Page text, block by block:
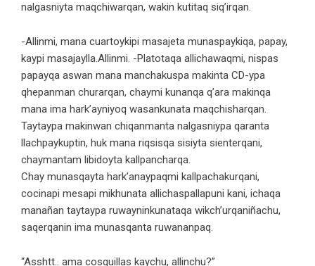
nalgasniyta maqchiwarqan, wakin kutitaq siq’irqan.
-Allinmi, mana cuartoykipi masajeta munaspaykiqa, papay,
kaypi masajaylla.Allinmi. -Platotaqa allichawaqmi, nispas
papayqa aswan mana manchakuspa makinta CD-ypa
qhepanman churarqan, chaymi kunanqa q’ara makinqa
mana ima hark’ayniyoq wasankunata maqchisharqan.
Taytaypa makinwan chiqanmanta nalgasniypa qaranta
llachpaykuptin, huk mana riqsisqa sisiyta sienterqani,
chaymantam libidoyta kallpancharqa.
Chay munasqayta hark’anaypaqmi kallpachakurqani,
cocinapi mesapi mikhunata allichaspallapuni kani, ichaqa
manañan taytaypa ruwayninkunataqa wikch’urqaniñachu,
saqerqanin ima munasqanta ruwananpaq.
“Asshtt.. ama cosquillas kaychu, allinchu?”